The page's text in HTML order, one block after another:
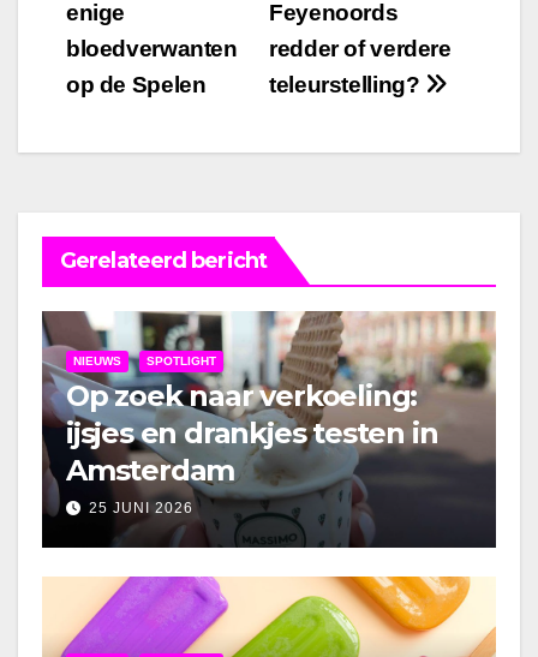
Feyenoords
redder of verdere
teleurstelling?
enige
bloedverwanten
op de Spelen
Gerelateerd bericht
NIEUWS SPOTLIGHT
Op zoek naar verkoeling:
ijsjes en drankjes testen in
Amsterdam
25 JUNI 2026